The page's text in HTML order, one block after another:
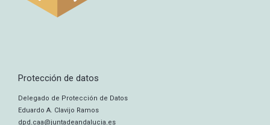
Protección de datos
Delegado de Protección de Datos
Eduardo A. Clavijo Ramos
dpd.caa@juntadeandalucia.es